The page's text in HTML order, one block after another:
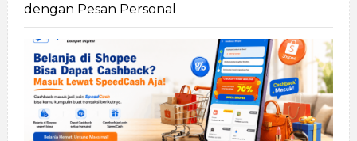
dengan Pesan Personal